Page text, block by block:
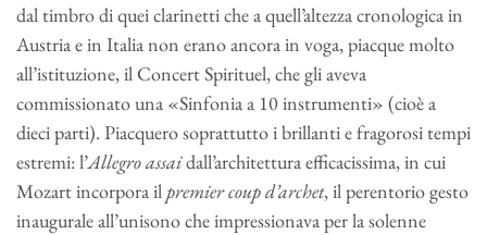
dal timbro di quei clarinetti che a quell’altezza cronologica in
Austria e in Italia non erano ancora in voga, piacque molto
all’istituzione, il Concert Spirituel, che gli aveva
commissionato una «Sinfonia a 10 instrumenti» (cioè a
dieci parti). Piacquero soprattutto i brillanti e fragorosi tempi
estremi: l’Allegro assaidall’architettura efficacissima, in cui
Mozart incorpora ilpremier coup d’archet, il perentorio gesto
inaugurale all’unisono che impressionava per la solenne